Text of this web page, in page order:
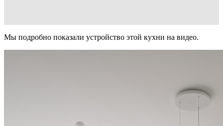
Мы подробно показали устройство этой кухни на видео.